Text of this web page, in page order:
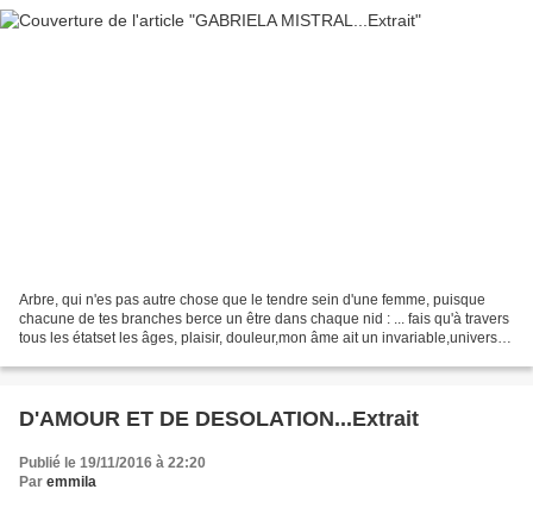
Arbre, qui n'es pas autre chose que le tendre sein d'une femme, puisque
chacune de tes branches berce un être dans chaque nid : ... fais qu'à travers
tous les étatset les âges, plaisir, douleur,mon âme ait un invariable,universel
D'AMOUR ET DE DESOLATION...Extrait
Publié le 19/11/2016 à 22:20
Par emmila